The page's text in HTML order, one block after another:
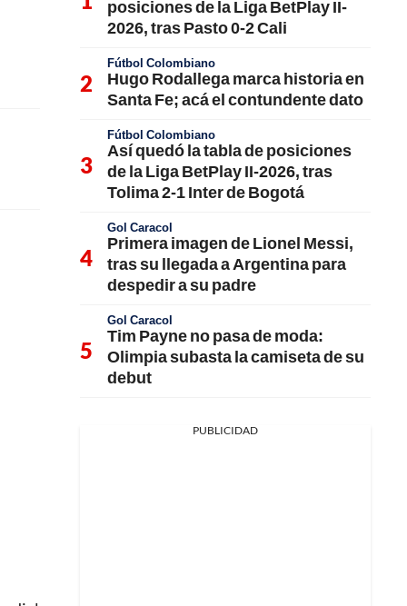
posiciones de la Liga BetPlay II-
2026, tras Pasto 0-2 Cali
Fútbol Colombiano
Hugo Rodallega marca historia en
Santa Fe; acá el contundente dato
Fútbol Colombiano
Así quedó la tabla de posiciones
de la Liga BetPlay II-2026, tras
Tolima 2-1 Inter de Bogotá
Gol Caracol
Primera imagen de Lionel Messi,
tras su llegada a Argentina para
despedir a su padre
Gol Caracol
Tim Payne no pasa de moda:
Olimpia subasta la camiseta de su
debut
PUBLICIDAD